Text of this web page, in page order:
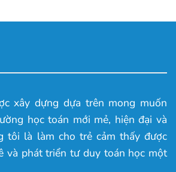
xây dựng dựa trên mong muốn
học toán mới mẻ, hiện đại và
tôi là làm cho trẻ cảm thấy được
và phát triển tư duy toán học một